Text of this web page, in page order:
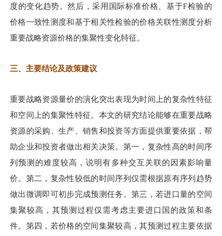
度的变化趋势。然后，采用国际标准价格、基于F检验的
价格一致性测度和基于相关性检验的价格关联性测度分析
重要战略资源价格的集聚性变化特征。
三、主要结论及政策建议
重要战略资源量价的演化突出表现为时间上的复杂性特征
和空间上的集聚性特征。本文的研究结论能够在重要战略
资源的采购、生产、销售和投资等方面提供重要依据，帮
助企业和投资者做出相关决策。第一，复杂性高的时间序
列预测的难度较高，说明有多种交互关联的因素影响量
价。第二，复杂性较低的时间序列仅需根据原有序列趋势
做出微调即可初步完成预测任务。第三，若进口量的空间
集聚较高，其预测过程仅需考虑主要进口国的政策和条
件。第四，若价格的空间集聚较高，其预测过程主要依据